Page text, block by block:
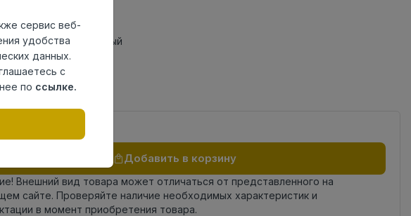
9
супер полированный
Индия
Добавить в корзину
Внешний вид товара может отличаться от представленного на
сайте. Проверяйте наличие необходимых характеристик и
в момент приобретения товара.
сервис веб-
удобства
данных.
с
по ссылке.